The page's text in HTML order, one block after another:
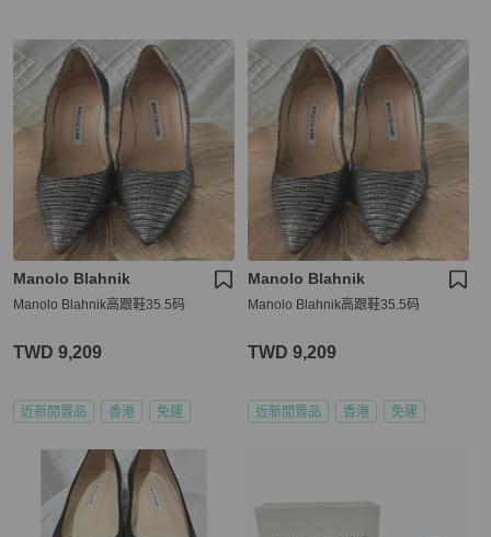
Manolo Blahnik
Manolo Blahnik高跟鞋35.5码
TWD 9,209
近新閒置品 香港 免運
Manolo Blahnik
Manolo Blahnik高跟鞋35.5码
TWD 9,209
近新閒置品 香港 免運